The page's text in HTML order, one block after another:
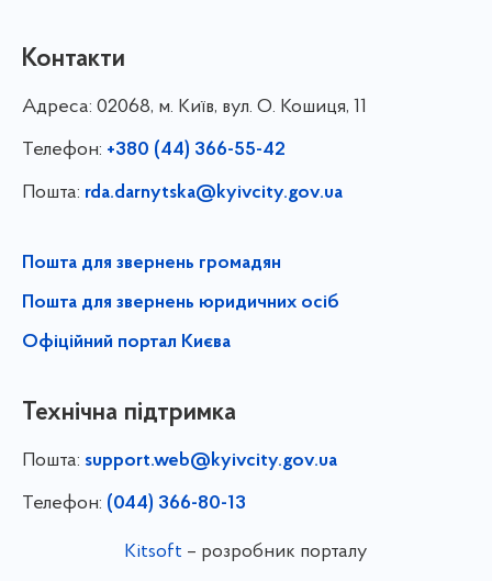
Контакти
Адреса: 02068, м. Київ, вул. О. Кошиця, 11
Телефон: +380 (44) 366-55-42
Пошта: rda.darnytska@kyivcity.gov.ua
Пошта для звернень громадян
Пошта для звернень юридичних осіб
Офіційний портал Києва
Технічна підтримка
Пошта: support.web@kyivcity.gov.ua
Телефон: (044) 366-80-13
Kitsoft – розробник порталу